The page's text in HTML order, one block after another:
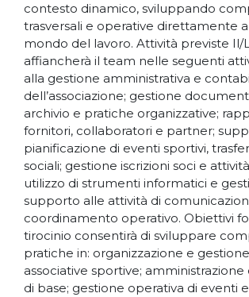
contesto dinamico, sviluppando
trasversali e operative direttamente
mondo del lavoro. Attività previste Il/
affiancherà il team nelle seguenti
alla gestione amministrativa e
dell’associazione; gestione
archivio e pratiche organizzative;
fornitori, collaboratori e partner;
pianificazione di eventi sportivi,
sociali; gestione iscrizioni soci e
utilizzo di strumenti informatici e
supporto alle attività di
coordinamento operativo. Obiettivi
tirocinio consentirà di sviluppare
pratiche in: organizzazione e
associative sportive;
di base; gestione operativa di eventi